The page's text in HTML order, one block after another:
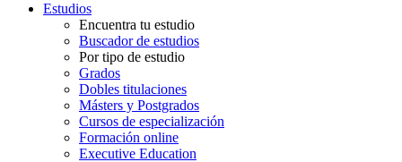
Estudios
Encuentra tu estudio
Buscador de estudios
Por tipo de estudio
Grados
Dobles titulaciones
Másters y Postgrados
Cursos de especialización
Formación online
Executive Education